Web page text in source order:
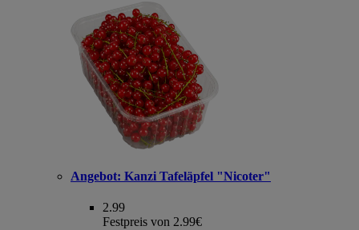
Angebot: Kanzi Tafeläpfel "Nicoter"
2.99
Festpreis von 2.99€